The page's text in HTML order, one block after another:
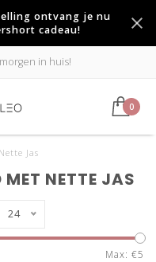
ontvang je nu
cadeau!
in huis!
0
Nette Jas
NETTE JAS
24
Max: €5